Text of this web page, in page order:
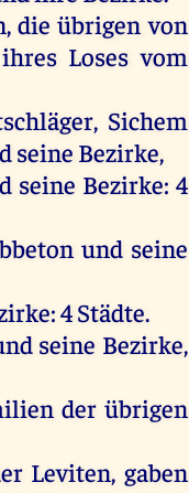
,die übrigen von
ihres Loses vom
, Sichem
seine Bezirke,
seine Bezirke: 4
und seine
4Städte.
seine Bezirke,
der übrigen
Leviten, gaben